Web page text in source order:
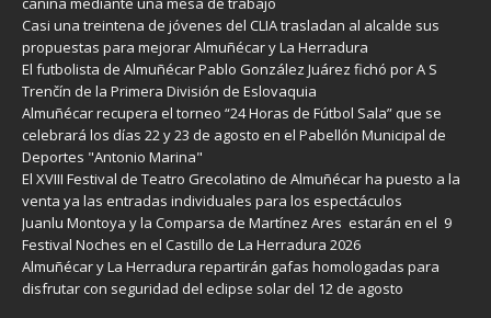
Casi una treintena de jóvenes del CLIA trasladan al alcalde sus
propuestas para mejorar Almuñécar y La Herradura
El futbolista de Almuñécar Pablo González Juárez fichó por A S
Trenčín de la Primera División de Eslovaquia
Almuñécar recupera el torneo “24 Horas de Fútbol Sala” que se
celebrará los días 22 y 23 de agosto en el Pabellón Municipal de
Deportes "Antonio Marina"
El XVIII Festival de Teatro Grecolatino de Almuñécar ha puesto a la
venta ya las entradas individuales para los espectáculos
Juanlu Montoya y la Comparsa de Martínez Ares estarán en el 9
Festival Noches en el Castillo de La Herradura 2026
Almuñécar y La Herradura repartirán gafas homologadas para
disfrutar con seguridad del eclipse solar del 12 de agosto